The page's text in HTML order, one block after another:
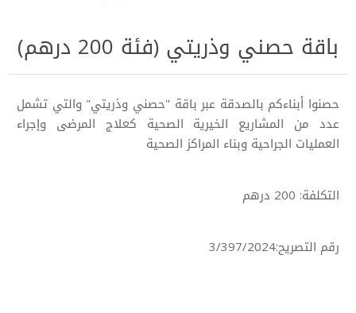
باقة حصني وذريتي (فئة 200 درهم)
حصنوا أبناءكم بالصدقة عبر باقة "حصني وذريتي" والتي تشمل
عدد من المشاريع الخيرية الصحية كعلاج المرضى وإجراء
العمليات الجراحية وبناء المراكز الصحية
التكلفة: 200 درهم
رقم التصريح:3/397/2024